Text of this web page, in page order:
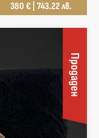
380 € | 743.22 лв.
Продаден